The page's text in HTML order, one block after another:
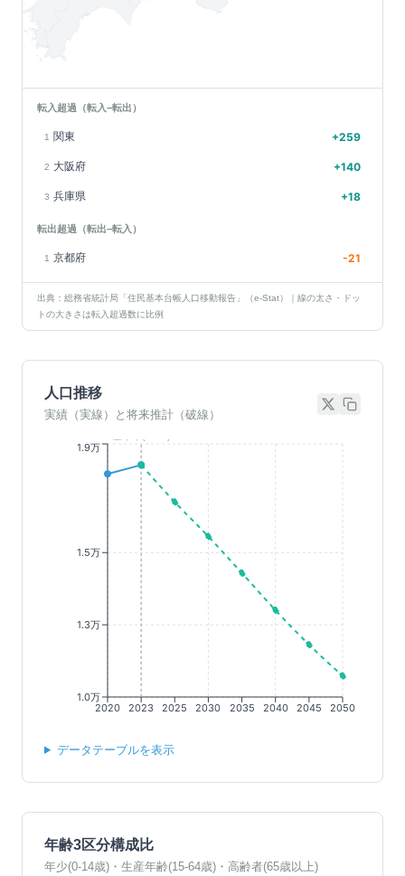
転入超過（転入−転出）
1 関東 +259
2 大阪府 +140
3 兵庫県 +18
転出超過（転出−転入）
1 京都府 -21
出典：総務省統計局「住民基本台帳人口移動報告」（e-Stat）｜線の太さ・ドッ
トの大きさは転入超過数に比例
人口推移
実績（実線）と将来推計（破線）
2020 2023 2025 2030 2035 2040 2045 2050
1.0万
1.3万
1.5万
1.9万
データテーブルを表示
年齢3区分構成比
年少(0-14歳)・生産年齢(15-64歳)・高齢者(65歳以上)